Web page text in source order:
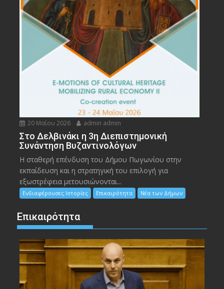
20 Μαΐου 2026 admin admin
Στο Δελβινάκι η 3η Διεπιστημονική
Συνάντηση Βυζαντινολόγων
Η σταθερή επένδυση του Δήμου Πωγωνίου στην
εκπαίδευση και η στρατηγική του επιλογή για
εξωστρέφεια μετουσιώνονται...
Ενδιαφέρουσες Ιστορίες Επικαιρότητα Νέα των Δήμων
Επικαιρότητα